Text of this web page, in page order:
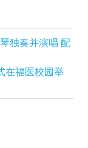
独奏并演唱 配
在福医校园举